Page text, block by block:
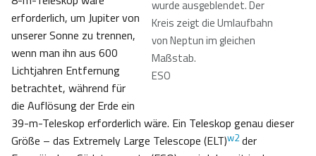
wurde ausgeblendet. Der
Kreis zeigt die Umlaufbahn
von Neptun im gleichen
Maßstab.
ESO
erforderlich, um Jupiter von
unserer Sonne zu trennen,
wenn man ihn aus 600
Lichtjahren Entfernung
betrachtet, während für
die Auflösung der Erde ein
39-m-Teleskop erforderlich wäre. Ein Teleskop genau dieser
Größe – das Extremely Large Telescope (ELT)w2der